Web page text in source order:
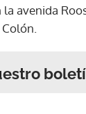
avenida